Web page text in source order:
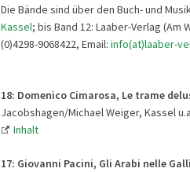
Die Bände sind über den Buch- und
Kassel; bis Band 12: Laaber-Verlag (Am
(0)4298-9068422, Email: info(at)laaber-
18: Domenico Cimarosa, Le trame
Jacobshagen/Michael Weiger, Kassel
Inhalt
17: Giovanni Pacini, Gli Arabi nelle